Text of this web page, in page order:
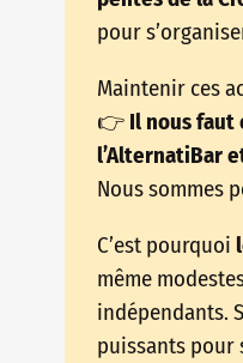
pour
Maintenir ces
👉 Il nous faut
l’AlternatiBar
Nous sommes
C’est pourquoi
même
indépendants.
puissants pour